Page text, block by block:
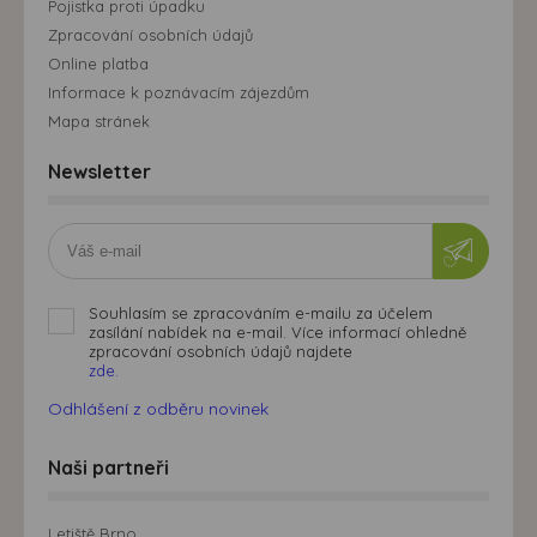
Pojistka proti úpadku
Zpracování osobních údajů
Online platba
Informace k poznávacím zájezdům
Mapa stránek
Newsletter
Souhlasím se zpracováním e-mailu za účelem
zasílání nabídek na e-mail. Více informací ohledně
zpracování osobních údajů najdete
zde.
Odhlášení z odběru novinek
Naši partneři
Letiště Brno